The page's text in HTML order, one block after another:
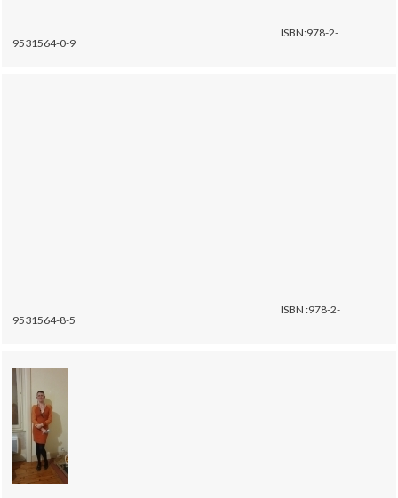
ISBN:978-2-
9531564-0-9
ISBN :978-2-
9531564-8-5